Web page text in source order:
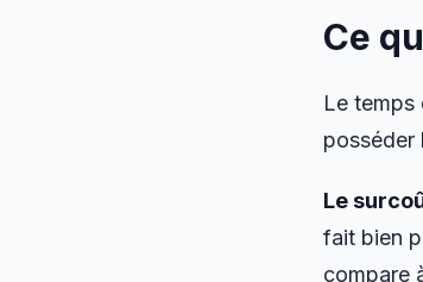
Ce
Le
posséder
Le
fait bien
compare